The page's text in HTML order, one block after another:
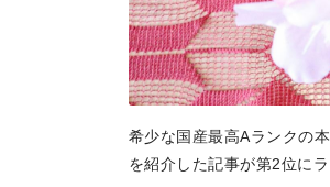
希少な国産最高Aランクの
を紹介した記事が第2位に